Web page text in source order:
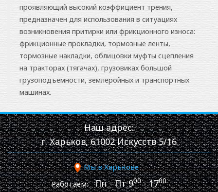
проявляющий высокий коэффициент трения,
предназначен для использования в ситуациях
возникновения притирки или фрикционного износа:
фрикционные прокладки, тормозные ленты,
тормозные накладки, облицовки муфты сцепления
на тракторах (тягачах), грузовиках большой
грузоподъемности, землеройных и транспортных
машинах.
Наш адрес:
г. Харьков, 61002 Искусств 5/16
Мы в Харькове
Работаем: Пн - Пт 900- 1700